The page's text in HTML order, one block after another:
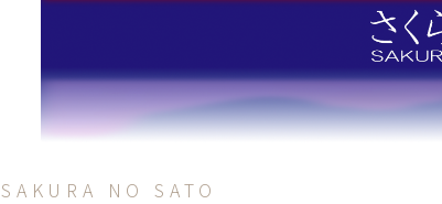
SAKURA NO SATO